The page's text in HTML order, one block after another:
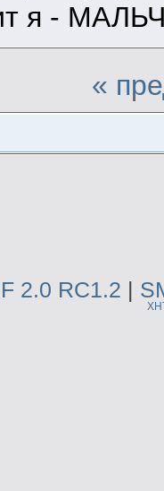
я -
«
2.0 RC1.2 |